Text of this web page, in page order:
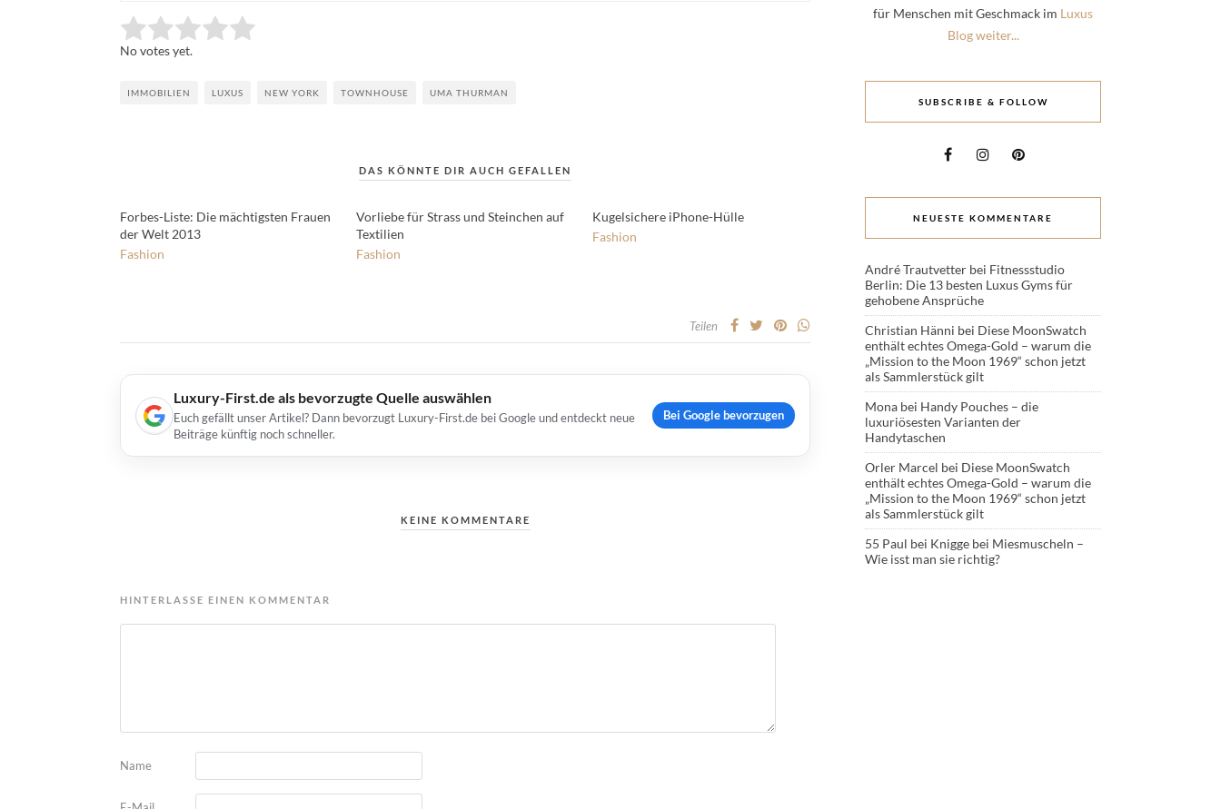
Rate this item: Submit Rating
No votes yet.
IMMOBILIEN LUXUS NEW YORK TOWNHOUSE UMA THURMAN
DAS KÖNNTE DIR AUCH GEFALLEN
Forbes-Liste: Die mächtigsten Frauen
der Welt 2013
Fashion
Vorliebe für Strass und Steinchen auf
Textilien
Fashion
Kugelsichere iPhone-Hülle
Fashion
Teilen
Luxury-First.de als bevorzugte Quelle auswählen
Euch gefällt unser Artikel? Dann bevorzugt Luxury-First.de bei Google und entdeckt neue
Beiträge künftig noch schneller.
Bei Google bevorzugen
KEINE KOMMENTARE
HINTERLASSE EINEN KOMMENTAR
Name
für Menschen mit Geschmack im Luxus
Blog weiter...
SUBSCRIBE & FOLLOW
NEUESTE KOMMENTARE
André Trautvetter bei Fitnessstudio
Berlin: Die 13 besten Luxus Gyms für
gehobene Ansprüche
Christian Hänni bei Diese MoonSwatch
enthält echtes Omega-Gold – warum die
„Mission to the Moon 1969“ schon jetzt
als Sammlerstück gilt
Mona bei Handy Pouches – die
luxuriösesten Varianten der
Handytaschen
Orler Marcel bei Diese MoonSwatch
enthält echtes Omega-Gold – warum die
„Mission to the Moon 1969“ schon jetzt
als Sammlerstück gilt
55 Paul bei Knigge bei Miesmuscheln –
Wie isst man sie richtig?